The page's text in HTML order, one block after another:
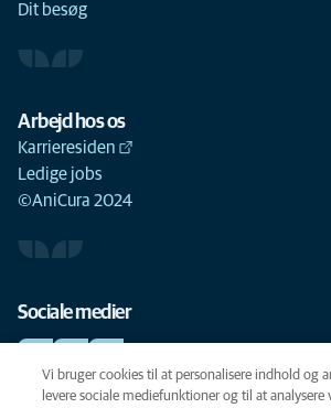
Dit besøg
Arbejd hos os
Karrieresiden
Ledige jobs
©AniCura 2024
Sociale medier
Vi bruger cookies til at personalisere indhold og
levere sociale mediefunktioner og til at analysere